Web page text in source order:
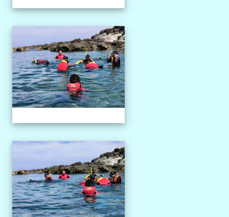
1150527獨木舟課程
1150527獨木舟課程